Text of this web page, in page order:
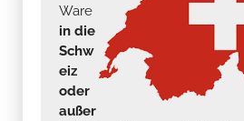
Ware
in die
Schw
eiz
oder
außer